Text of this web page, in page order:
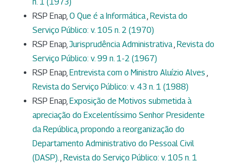
RSP Enap, O Que é a Informática Revista do
Serviço Público: v. 105 n. 2 (1970)
RSP Enap, Jurisprudência Administrativa Revista do
Serviço Público: v. 99 n. 1-2 (1967)
RSP Enap, Entrevista com o Ministro Aluízio Alves
Revista do Serviço Público: v. 43 n. 1 (1988)
RSP Enap, Exposição de Motivos submetida à
apreciação do Excelentíssimo Senhor Presidente
da República, propondo a reorganização do
Departamento Administrativo do Pessoal Civil
(DASP).
Revista do Serviço Público: v. 105 n. 1